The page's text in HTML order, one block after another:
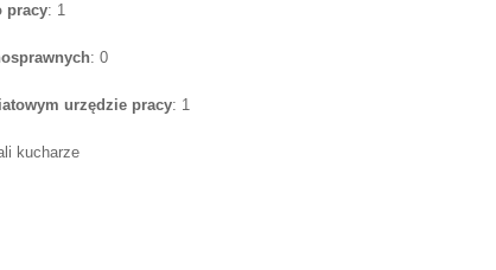
pracy: 1
: 0
urzędzie pracy: 1
kucharze